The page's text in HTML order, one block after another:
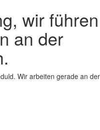
wir führen
an der
Wir arbeiten gerade an